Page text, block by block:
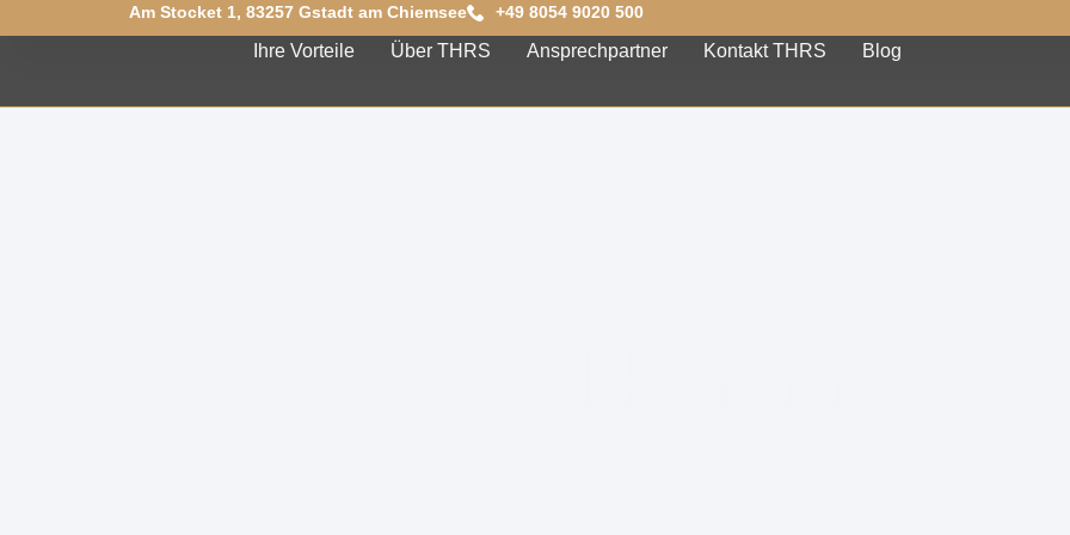
Am Stocket 1, 83257 Gstadt am Chiemsee +49 8054 9020 500
Ihre Vorteile Über THRS Ansprechpartner Kontakt THRS Blog